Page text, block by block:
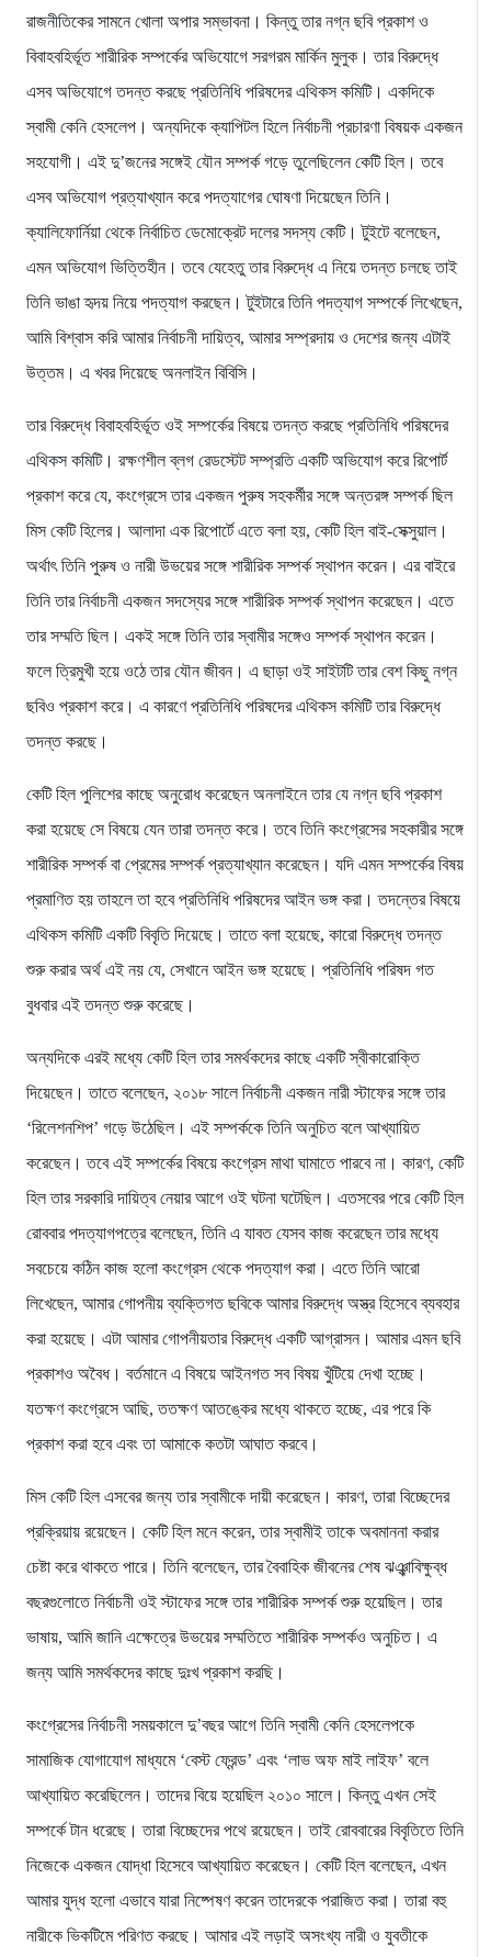
রাজনীতিকের সামনে খোলা অপার সম্ভাবনা। কিন্তু তার নগ্ন ছবি প্রকাশ ও
বিবাহবহির্ভূত শারীরিক সম্পর্কের অভিযোগে সরগরম মার্কিন মুলুক। তার বিরুদ্ধে
এসব অভিযোগে তদন্ত করছে প্রতিনিধি পরিষদের এথিকস কমিটি। একদিকে
স্বামী কেনি হেসলেপ। অন্যদিকে ক্যাপিটল হিলে নির্বাচনী প্রচারণা বিষয়ক একজন
সহযোগী। এই দু’জনের সঙ্গেই যৌন সম্পর্ক গড়ে তুলেছিলেন কেটি হিল। তবে
এসব অভিযোগ প্রত্যাখ্যান করে পদত্যাগের ঘোষণা দিয়েছেন তিনি।
ক্যালিফোর্নিয়া থেকে নির্বাচিত ডেমোক্রেট দলের সদস্য কেটি। টুইটে বলেছেন,
এমন অভিযোগ ভিত্তিহীন। তবে যেহেতু তার বিরুদ্ধে এ নিয়ে তদন্ত চলছে তাই
তিনি ভাঙা হৃদয় নিয়ে পদত্যাগ করছেন। টুইটারে তিনি পদত্যাগ সম্পর্কে লিখেছেন,
আমি বিশ্বাস করি আমার নির্বাচনী দায়িত্ব, আমার সম্প্রদায় ও দেশের জন্য এটাই
উত্তম। এ খবর দিয়েছে অনলাইন বিবিসি।
তার বিরুদ্ধে বিবাহবহির্ভূত ওই সম্পর্কের বিষয়ে তদন্ত করছে প্রতিনিধি পরিষদের
এথিকস কমিটি। রক্ষণশীল ব্লগ রেডস্টেট সম্প্রতি একটি অভিযোগ করে রিপোর্ট
প্রকাশ করে যে, কংগ্রেসে তার একজন পুরুষ সহকর্মীর সঙ্গে অন্তরঙ্গ সম্পর্ক ছিল
মিস কেটি হিলের। আলাদা এক রিপোর্টে এতে বলা হয়, কেটি হিল বাই-সেক্সুয়াল।
অর্থাৎ তিনি পুরুষ ও নারী উভয়ের সঙ্গে শারীরিক সম্পর্ক স্থাপন করেন। এর বাইরে
তিনি তার নির্বাচনী একজন সদস্যের সঙ্গে শারীরিক সম্পর্ক স্থাপন করেছেন। এতে
তার সম্মতি ছিল। একই সঙ্গে তিনি তার স্বামীর সঙ্গেও সম্পর্ক স্থাপন করেন।
ফলে ত্রিমুখী হয়ে ওঠে তার যৌন জীবন। এ ছাড়া ওই সাইটটি তার বেশ কিছু নগ্ন
ছবিও প্রকাশ করে। এ কারণে প্রতিনিধি পরিষদের এথিকস কমিটি তার বিরুদ্ধে
তদন্ত করছে।
কেটি হিল পুলিশের কাছে অনুরোধ করেছেন অনলাইনে তার যে নগ্ন ছবি প্রকাশ
করা হয়েছে সে বিষয়ে যেন তারা তদন্ত করে। তবে তিনি কংগ্রেসের সহকারীর সঙ্গে
শারীরিক সম্পর্ক বা প্রেমের সম্পর্ক প্রত্যাখ্যান করেছেন। যদি এমন সম্পর্কের বিষয়
প্রমাণিত হয় তাহলে তা হবে প্রতিনিধি পরিষদের আইন ভঙ্গ করা। তদন্তের বিষয়ে
এথিকস কমিটি একটি বিবৃতি দিয়েছে। তাতে বলা হয়েছে, কারো বিরুদ্ধে তদন্ত
শুরু করার অর্থ এই নয় যে, সেখানে আইন ভঙ্গ হয়েছে। প্রতিনিধি পরিষদ গত
বুধবার এই তদন্ত শুরু করেছে।
অন্যদিকে এরই মধ্যে কেটি হিল তার সমর্থকদের কাছে একটি স্বীকারোক্তি
দিয়েছেন। তাতে বলেছেন, ২০১৮ সালে নির্বাচনী একজন নারী স্টাফের সঙ্গে তার
‘রিলেশনশিপ’ গড়ে উঠেছিল। এই সম্পর্ককে তিনি অনুচিত বলে আখ্যায়িত
করেছেন। তবে এই সম্পর্কের বিষয়ে কংগ্রেস মাথা ঘামাতে পারবে না। কারণ, কেটি
হিল তার সরকারি দায়িত্ব নেয়ার আগে ওই ঘটনা ঘটেছিল। এতসবের পরে কেটি হিল
রোববার পদত্যাগপত্রে বলেছেন, তিনি এ যাবত যেসব কাজ করেছেন তার মধ্যে
সবচেয়ে কঠিন কাজ হলো কংগ্রেস থেকে পদত্যাগ করা। এতে তিনি আরো
লিখেছেন, আমার গোপনীয় ব্যক্তিগত ছবিকে আমার বিরুদ্ধে অস্ত্র হিসেবে ব্যবহার
করা হয়েছে। এটা আমার গোপনীয়তার বিরুদ্ধে একটি আগ্রাসন। আমার এমন ছবি
প্রকাশও অবৈধ। বর্তমানে এ বিষয়ে আইনগত সব বিষয় খুঁটিয়ে দেখা হচ্ছে।
যতক্ষণ কংগ্রেসে আছি, ততক্ষণ আতঙ্কের মধ্যে থাকতে হচ্ছে, এর পরে কি
প্রকাশ করা হবে এবং তা আমাকে কতটা আঘাত করবে।
মিস কেটি হিল এসবের জন্য তার স্বামীকে দায়ী করেছেন। কারণ, তারা বিচ্ছেদের
প্রক্রিয়ায় রয়েছেন। কেটি হিল মনে করেন, তার স্বামীই তাকে অবমাননা করার
চেষ্টা করে থাকতে পারে। তিনি বলেছেন, তার বৈবাহিক জীবনের শেষ ঝঞ্ঝাবিক্ষুব্ধ
বছরগুলোতে নির্বাচনী ওই স্টাফের সঙ্গে তার শারীরিক সম্পর্ক শুরু হয়েছিল। তার
ভাষায়, আমি জানি এক্ষেত্রে উভয়ের সম্মতিতে শারীরিক সম্পর্কও অনুচিত। এ
জন্য আমি সমর্থকদের কাছে দুঃখ প্রকাশ করছি।
কংগ্রেসের নির্বাচনী সময়কালে দু’বছর আগে তিনি স্বামী কেনি হেসলেপকে
সামাজিক যোগাযোগ মাধ্যমে ‘বেস্ট ফ্রেন্ড’ এবং ‘লাভ অফ মাই লাইফ’ বলে
আখ্যায়িত করেছিলেন। তাদের বিয়ে হয়েছিল ২০১০ সালে। কিন্তু এখন সেই
সম্পর্কে টান ধরেছে। তারা বিচ্ছেদের পথে রয়েছেন। তাই রোববারের বিবৃতিতে তিনি
নিজেকে একজন যোদ্ধা হিসেবে আখ্যায়িত করেছেন। কেটি হিল বলেছেন, এখন
আমার যুদ্ধ হলো এভাবে যারা নিষ্পেষণ করেন তাদেরকে পরাজিত করা। তারা বহু
নারীকে ভিকটিমে পরিণত করছে। আমার এই লড়াই অসংখ্য নারী ও যুবতীকে